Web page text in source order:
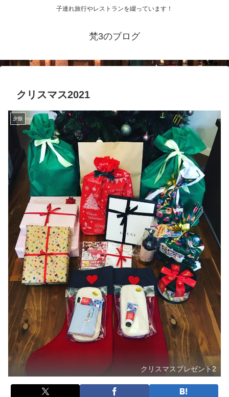
子連れ旅行やレストランを綴っています！
梵3のブログ
クリスマス2021
夕飯
クリスマスプレゼント2